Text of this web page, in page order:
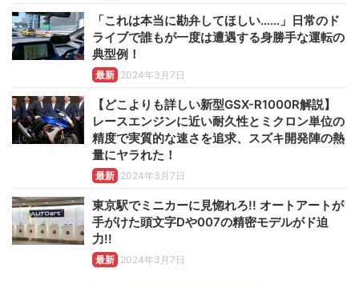
「これは本当に勘弁してほしい……」日常のド
ライブで誰もが一度は遭遇する身勝手な運転の
典型例！
最新 2024年3月7日
【どこよりも詳しい新型GSX-R1000R解説】
レースエンジンに近い耐久性とミクロン単位の
精度で実質的な速さを追求、スズキ開発陣の熱
量にヤラれた！
最新 2024年3月7日
東京駅でミニカーに見惚れろ!! オートアートが
手がけた頭文字Dや007の精密モデルがド迫
力!!
最新 2024年3月7日